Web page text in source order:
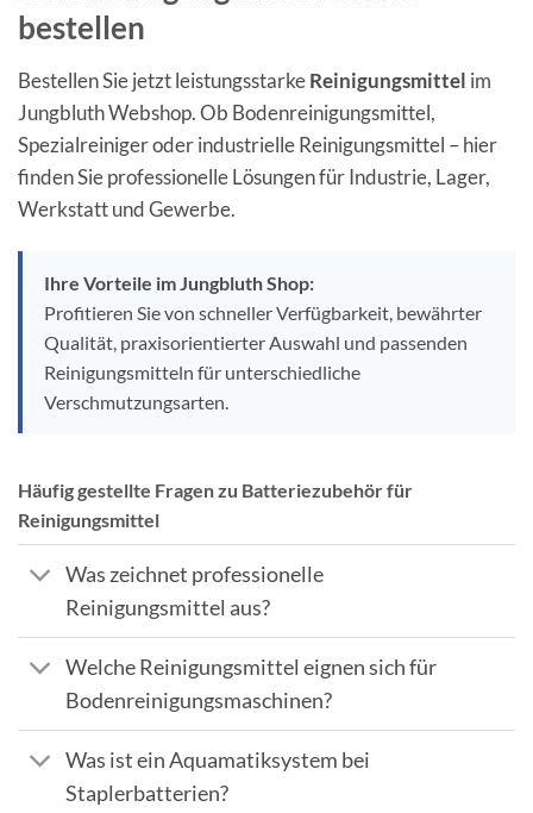
bestellen
Bestellen Sie jetzt leistungsstarkeReinigungsmittel im
Jungbluth Webshop. Ob Bodenreinigungsmittel,
Spezialreiniger oder industrielle Reinigungsmittel – hier
finden Sie professionelle Lösungen für Industrie, Lager,
Werkstatt und Gewerbe.
Ihre Vorteile im Jungbluth Shop:
Profitieren Sie von schneller Verfügbarkeit, bewährter
Qualität, praxisorientierter Auswahl und passenden
Reinigungsmitteln für unterschiedliche
Verschmutzungsarten.
Häufig gestellte Fragen zu Batteriezubehör für
Reinigungsmittel
Was zeichnet professionelle
Reinigungsmittel aus?
Welche Reinigungsmittel eignen sich für
Bodenreinigungsmaschinen?
Was ist ein Aquamatiksystem bei
Staplerbatterien?